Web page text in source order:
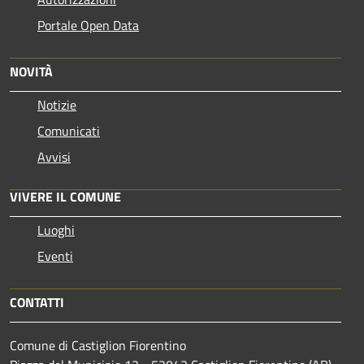
Portale Open Data
NOVITÀ
Notizie
Comunicati
Avvisi
VIVERE IL COMUNE
Luoghi
Eventi
CONTATTI
Comune di Castiglion Fiorentino